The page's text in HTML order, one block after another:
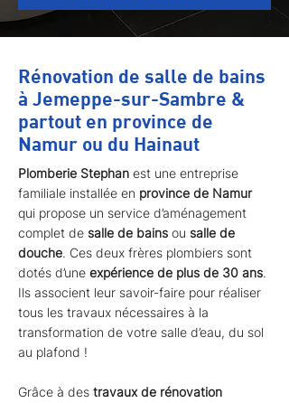
Rénovation de salle de bains
à Jemeppe-sur-Sambre &
partout en province de
Namur ou du Hainaut
Plomberie Stephan est une entreprise
familiale installée en province de Namur
qui propose un service d’aménagement
complet de salle de bains ou salle de
douche. Ces deux frères plombiers sont
dotés d’une expérience de plus de 30 ans.
Ils associent leur savoir-faire pour réaliser
tous les travaux nécessaires à la
transformation de votre salle d’eau, du sol
au plafond !
Grâce à des travaux de rénovation